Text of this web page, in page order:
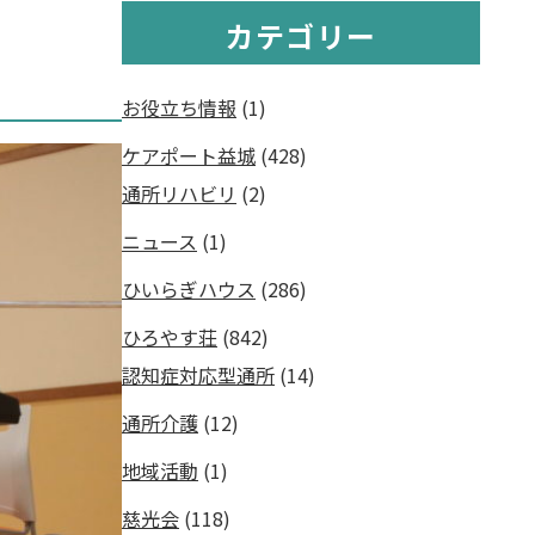
カテゴリー
お役立ち情報 (1)
ケアポート益城 (428)
通所リハビリ (2)
ニュース (1)
ひいらぎハウス (286)
ひろやす荘 (842)
認知症対応型通所 (14)
通所介護 (12)
地域活動 (1)
慈光会 (118)